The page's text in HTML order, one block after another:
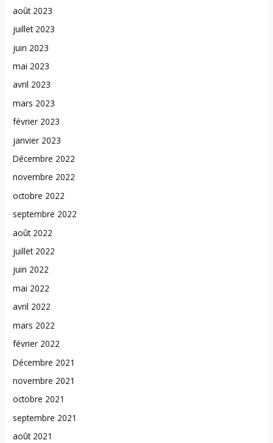
août 2023
juillet 2023
juin 2023
mai 2023
avril 2023
mars 2023
février 2023
janvier 2023
Décembre 2022
novembre 2022
octobre 2022
septembre 2022
août 2022
juillet 2022
juin 2022
mai 2022
avril 2022
mars 2022
février 2022
Décembre 2021
novembre 2021
octobre 2021
septembre 2021
août 2021